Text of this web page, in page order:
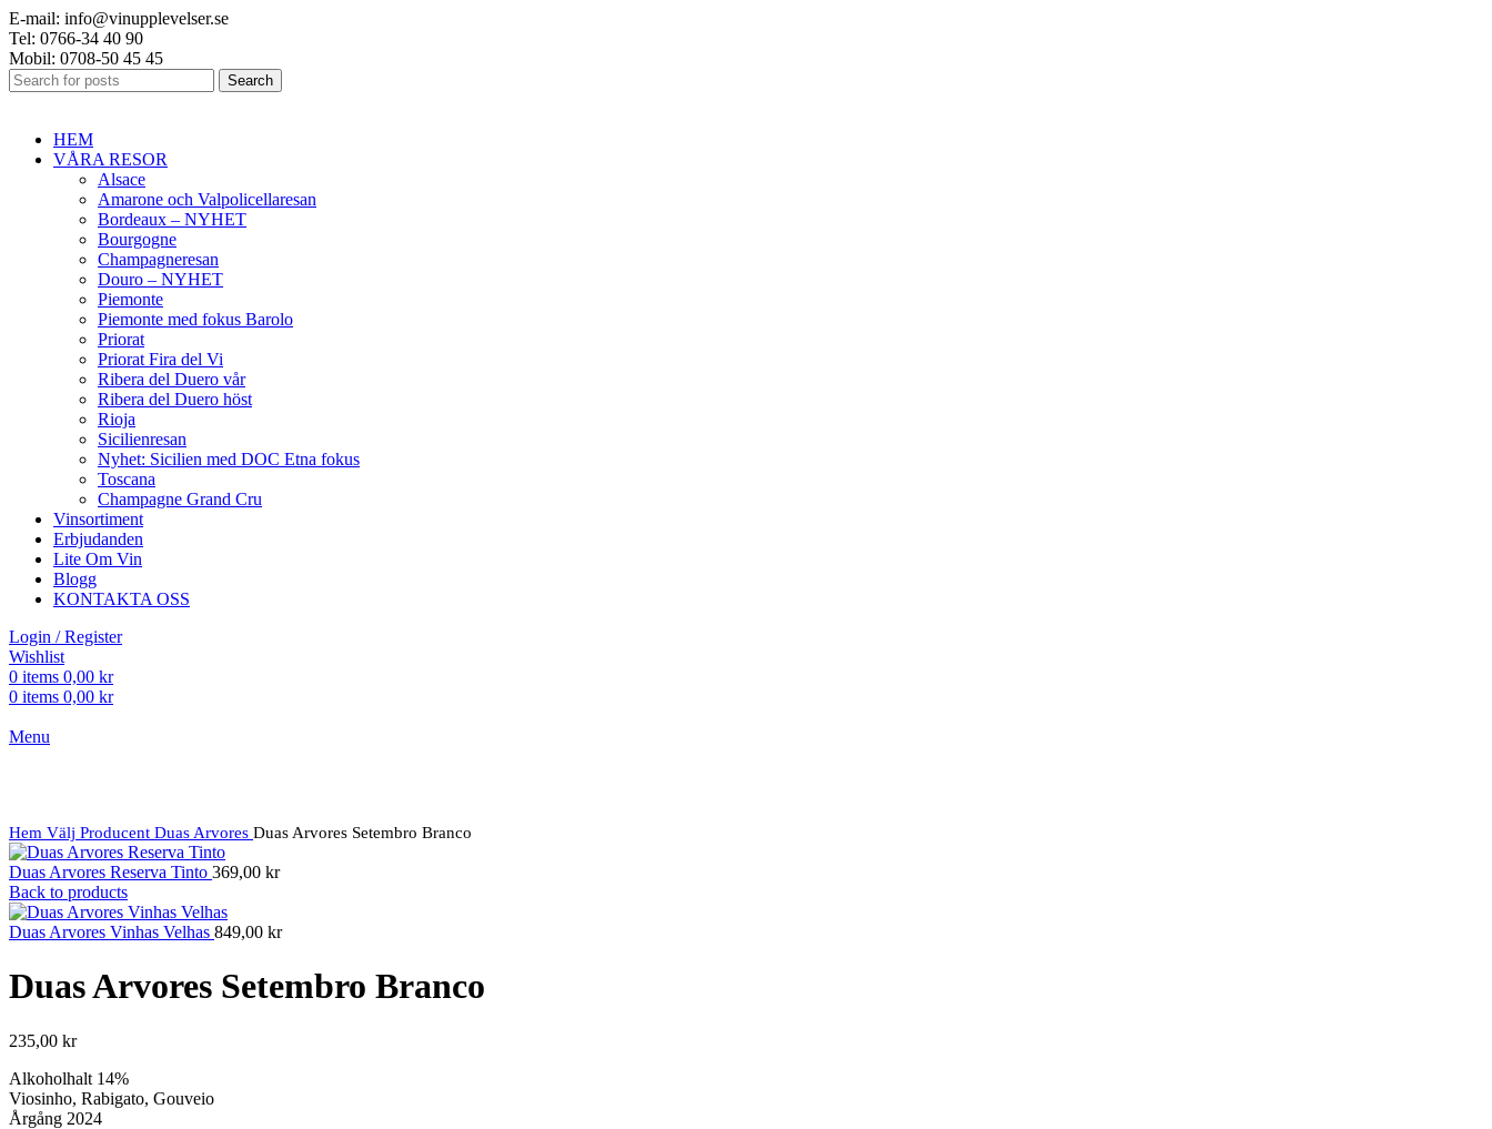
E-mail: info@vinupplevelser.se
Tel: 0766-34 40 90
Mobil: 0708-50 45 45
Search
HEM
VÅRA RESOR
Alsace
Amarone och Valpolicellaresan
Bordeaux – NYHET
Bourgogne
Champagneresan
Douro – NYHET
Piemonte
Piemonte med fokus Barolo
Priorat
Priorat Fira del Vi
Ribera del Duero vår
Ribera del Duero höst
Rioja
Sicilienresan
Nyhet: Sicilien med DOC Etna fokus
Toscana
Champagne Grand Cru
Vinsortiment
Erbjudanden
Lite Om Vin
Blogg
KONTAKTA OSS
Login / Register
Wishlist
0 items 0,00 kr
0 items 0,00 kr
Menu
Hem Välj Producent Duas Arvores Duas Arvores Setembro Branco
Duas Arvores Reserva Tinto 369,00 kr
Back to products
Duas Arvores Vinhas Velhas 849,00 kr
Duas Arvores Setembro Branco
235,00 kr
Alkoholhalt 14%
Viosinho, Rabigato, Gouveio
Årgång 2024